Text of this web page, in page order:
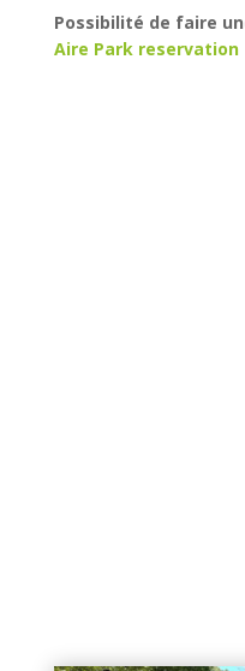
Possibilité de faire
Aire Park reservation